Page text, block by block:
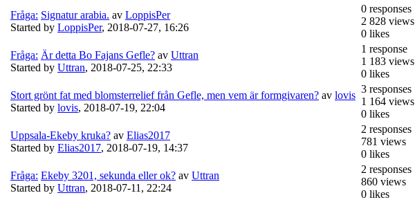
Fråga: Signatur arabia. av LoppisPer
Started by LoppisPer, 2018-07-27, 16:26
0 responses
2 828 views
0 likes
Fråga: Är detta Bo Fajans Gefle? av Uttran
Started by Uttran, 2018-07-25, 22:33
1 response
1 183 views
0 likes
Stort grönt fat med blomsterrelief från Gefle, men vem är formgivaren? av lovis
Started by lovis, 2018-07-19, 22:04
3 responses
1 164 views
0 likes
Uppsala-Ekeby kruka? av Elias2017
Started by Elias2017, 2018-07-19, 14:37
2 responses
781 views
0 likes
Fråga: Ekeby 3201, sekunda eller ok? av Uttran
Started by Uttran, 2018-07-11, 22:24
2 responses
860 views
0 likes